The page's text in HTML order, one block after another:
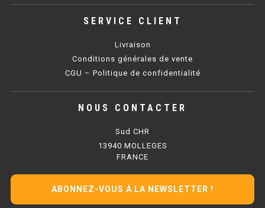
SALADETTE COMPACTE
SALADETTE 800 VITRÉE
SERVICE CLIENT
Livraison
Conditions générales de vente
CGU – Politique de confidentialité
NOUS CONTACTER
Sud CHR
13940 MOLLEGES
FRANCE
ABONNEZ-VOUS À LA NEWSLETTER !